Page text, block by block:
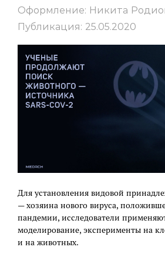
Оформление: Никита
Публикация: 25.05.2020
Для установления видовой
— хозяина нового вируса,
пандемии, исследователи
моделирование, эксперименты на
и на животных.